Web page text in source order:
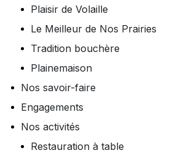
Plaisir de Volaille
Le Meilleur de Nos Prairies
Tradition bouchère
Plainemaison
Nos savoir-faire
Engagements
Nos activités
Restauration à table